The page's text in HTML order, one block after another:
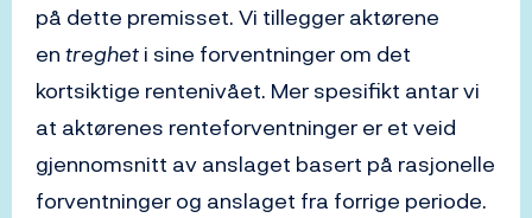
på dette premisset. Vi tillegger aktørene
entregheti sine forventninger om det
kortsiktige rentenivået. Mer spesifikt antar vi
at aktørenes renteforventninger er et veid
gjennomsnitt av anslaget basert på rasjonelle
forventninger og anslaget fra forrige periode.